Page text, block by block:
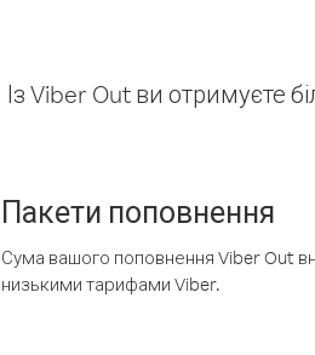
Із Viber Out ви отримуєте
Пакети поповнення
Сума вашого поповнення Viber Out
низькими тарифами Viber.